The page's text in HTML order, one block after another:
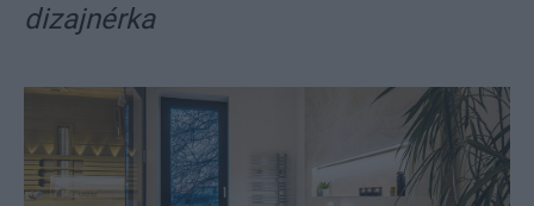
dizajnérka